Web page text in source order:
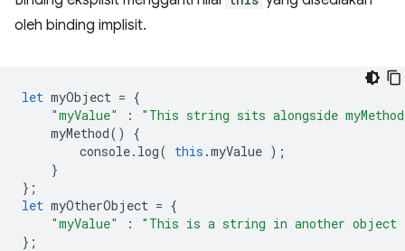
oleh binding implisit.
let myObject = {
"myValue"
:
"This string sits alongside
myMethod()
{
console. log( this .myValue );
}
};
let myOtherObject = {
"myValue"
:
"This is a string in another
};